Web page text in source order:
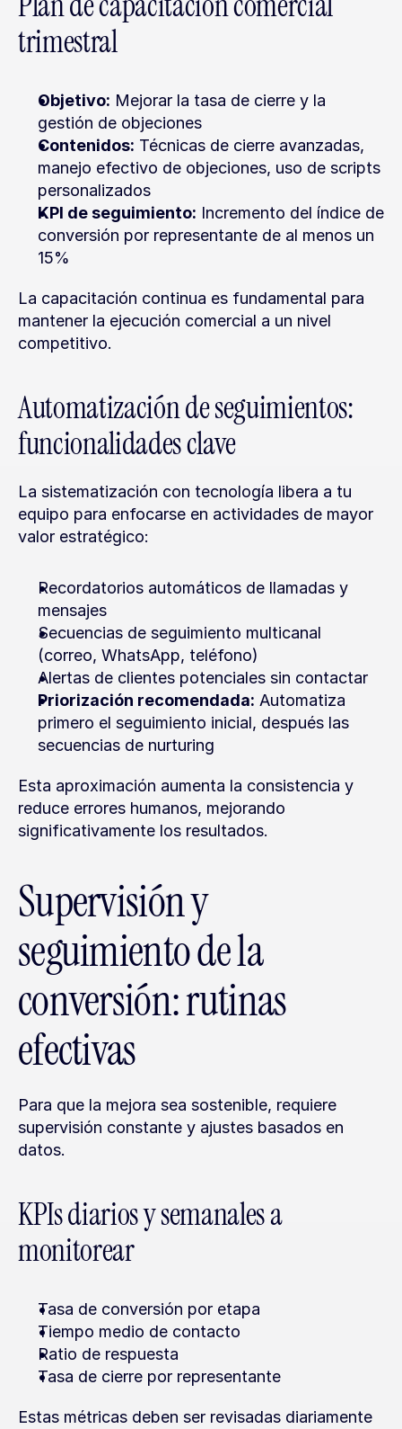
trimestral
Objetivo: Mejorar la tasa de cierre y la
gestión de objeciones
Contenidos: Técnicas de cierre avanzadas,
manejo efectivo de objeciones, uso de scripts
personalizados
KPI de seguimiento: Incremento del índice de
conversión por representante de al menos un
15%
La capacitación continua es fundamental para
mantener la ejecución comercial a un nivel
competitivo.
Automatización de seguimientos:
funcionalidades clave
La sistematización con tecnología libera a tu
equipo para enfocarse en actividades de mayor
valor estratégico:
Recordatorios automáticos de llamadas y
mensajes
Secuencias de seguimiento multicanal
(correo, WhatsApp, teléfono)
Alertas de clientes potenciales sin contactar
Priorización recomendada: Automatiza
primero el seguimiento inicial, después las
secuencias de nurturing
Esta aproximación aumenta la consistencia y
reduce errores humanos, mejorando
significativamente los resultados.
Supervisión y
seguimiento de la
conversión: rutinas
efectivas
Para que la mejora sea sostenible, requiere
supervisión constante y ajustes basados en
datos.
KPIs diarios y semanales a
monitorear
Tasa de conversión por etapa
Tiempo medio de contacto
Ratio de respuesta
Tasa de cierre por representante
Estas métricas deben ser revisadas diariamente